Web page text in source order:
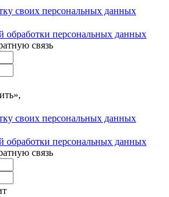
своих персональных данных
обработки персональных данных
связь
своих персональных данных
обработки персональных данных
связь